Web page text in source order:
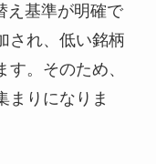
え基準が明確で
され、低い銘柄
。そのため、
まりになりま